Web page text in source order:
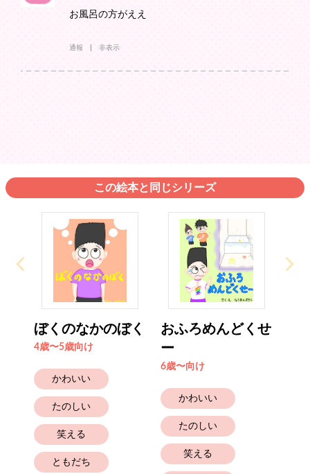
お風呂の方がええ
通報 非表示
この絵本と同じシリーズ
ぼくのなかのぼく
4歳〜5歳向け
かわいい
たのしい
笑える
ともだち
おふろめんどくせ
ー
6歳〜向け
かわいい
たのしい
笑える